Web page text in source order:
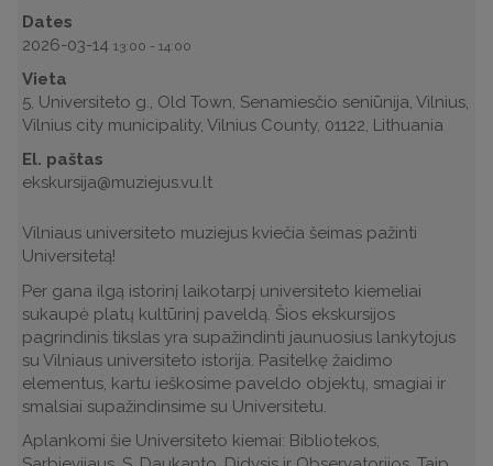
Dates
2026-03-14 13:00 -14:00
Vieta
5, Universiteto g., Old Town, Senamiesčio seniūnija, Vilnius,
Vilnius city municipality, Vilnius County, 01122, Lithuania
El. paštas
ekskursija@muziejus.vu.lt
Vilniaus universiteto muziejus kviečia šeimas pažinti
Universitetą!
Per gana ilgą istorinį laikotarpį universiteto kiemeliai
sukaupė platų kultūrinį paveldą. Šios ekskursijos
pagrindinis tikslas yra supažindinti jaunuosius lankytojus
su Vilniaus universiteto istorija. Pasitelkę žaidimo
elementus, kartu ieškosime paveldo objektų, smagiai ir
smalsiai supažindinsime su Universitetu.
Aplankomi šie Universiteto kiemai: Bibliotekos,